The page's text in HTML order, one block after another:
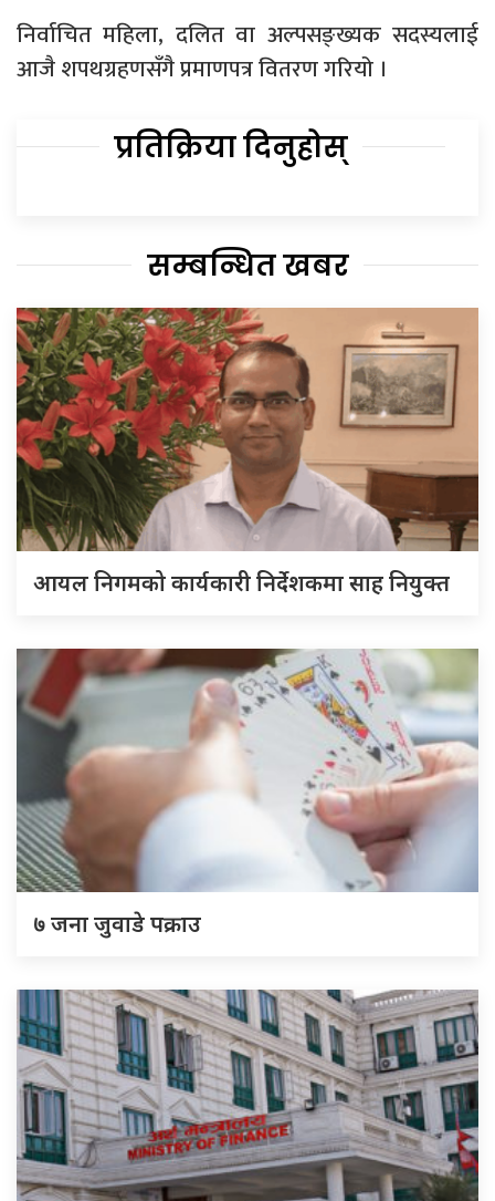
निर्वाचित महिला, दलित वा अल्पसङ्ख्यक सदस्यलाई
आजै शपथग्रहणसँगै प्रमाणपत्र वितरण गरियो ।
प्रतिक्रिया दिनुहोस्
सम्बन्धित खबर
आयल निगमको कार्यकारी निर्देशकमा साह नियुक्त
७ जना जुवाडे पक्राउ